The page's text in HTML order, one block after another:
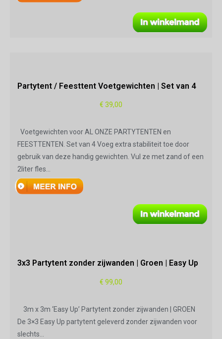
Partytent / Feesttent Voetgewichten | Set van 4
€ 39,00
Voetgewichten voor AL ONZE PARTYTENTEN en
FEESTTENTEN. Set van 4 Voeg extra stabiliteit toe door
gebruik van deze handig gewichten. Vul ze met zand of een
2liter fles…
3x3 Partytent zonder zijwanden | Groen | Easy Up
€ 99,00
3m x 3m ‘Easy Up’ Partytent zonder zijwanden | GROEN
De 3×3 Easy Up partytent geleverd zonder zijwanden voor
slechts…